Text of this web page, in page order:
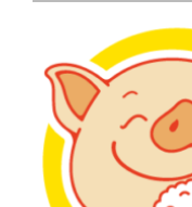
プー
豊
化してま